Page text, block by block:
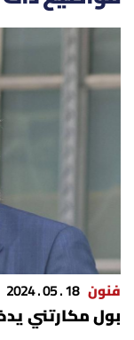
فنون 18 . 05 . 2024
بول مكارتني